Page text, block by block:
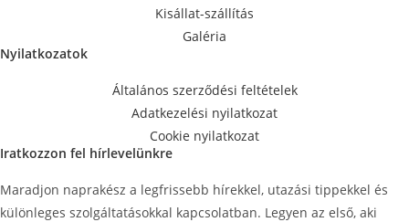
Kisállat-szállítás
Galéria
Nyilatkozatok
Általános szerződési feltételek
Adatkezelési nyilatkozat
Cookie nyilatkozat
Iratkozzon fel hírlevelünkre
Maradjon naprakész a legfrissebb hírekkel, utazási tippekkel és
különleges szolgáltatásokkal kapcsolatban. Legyen az első, aki